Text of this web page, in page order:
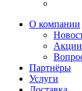
О компании
Акции
Партнёры
Услуги